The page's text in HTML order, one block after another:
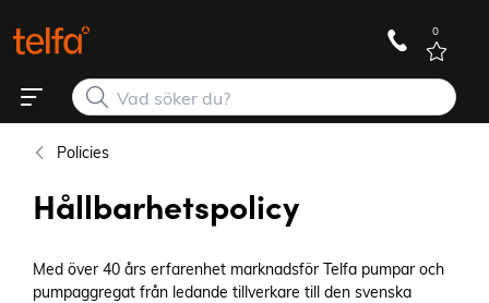
0
Policies
Hållbarhetspolicy
Med över 40 års erfarenhet marknadsför Telfa pumpar och
pumpaggregat från ledande tillverkare till den svenska